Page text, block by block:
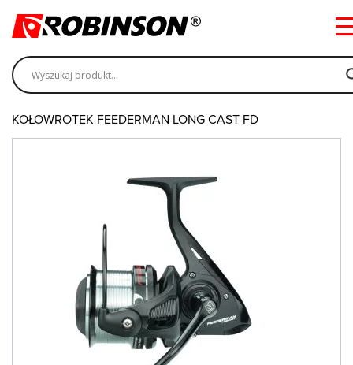
POWRÓT
KOŁOWROTEK FEEDERMAN LONG CAST FD